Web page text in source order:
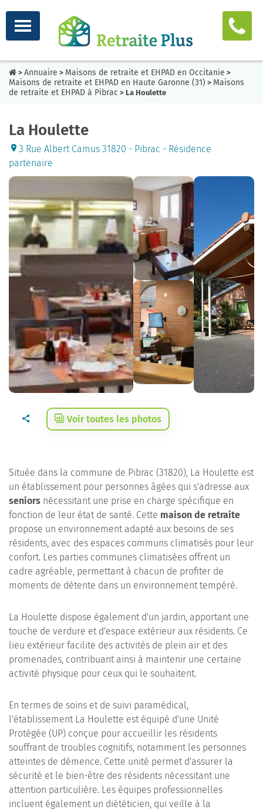
> Annuaire > Maisons de retraite et EHPAD en Occitanie >
Maisons de retraite et EHPAD en Haute Garonne (31) > Maisons
de retraite et EHPAD à Pibrac > La Houlette
La Houlette
3 Rue Albert Camus 31820 - Pibrac - Résidence
partenaire
Voir toutes les photos
Située dans la commune de Pibrac (31820), La Houlette est
un établissement pour personnes âgées qui s'adresse aux
seniors nécessitant une prise en charge spécifique en
fonction de leur état de santé. Cette maison de retraite
propose un environnement adapté aux besoins de ses
résidents, avec des espaces communs climatisés pour leur
confort. Les parties communes climatisées offrent un
cadre agréable, permettant à chacun de profiter de
moments de détente dans un environnement tempéré.
La Houlette dispose également d'un jardin, apportant une
touche de verdure et d'espace extérieur aux résidents. Ce
lieu extérieur facilite des activités de plein air et des
promenades, contribuant ainsi à maintenir une certaine
activité physique pour ceux qui le souhaitent.
En termes de soins et de suivi paramédical,
l'établissement La Houlette est équipé d'une Unité
Protégée (UP) conçue pour accueillir les résidents
souffrant de troubles cognitifs, notamment les personnes
atteintes de démence. Cette unité permet d'assurer la
sécurité et le bien-être des résidents nécessitant une
attention particulière. Les équipes professionnelles
incluent également un diététicien, qui veille à la